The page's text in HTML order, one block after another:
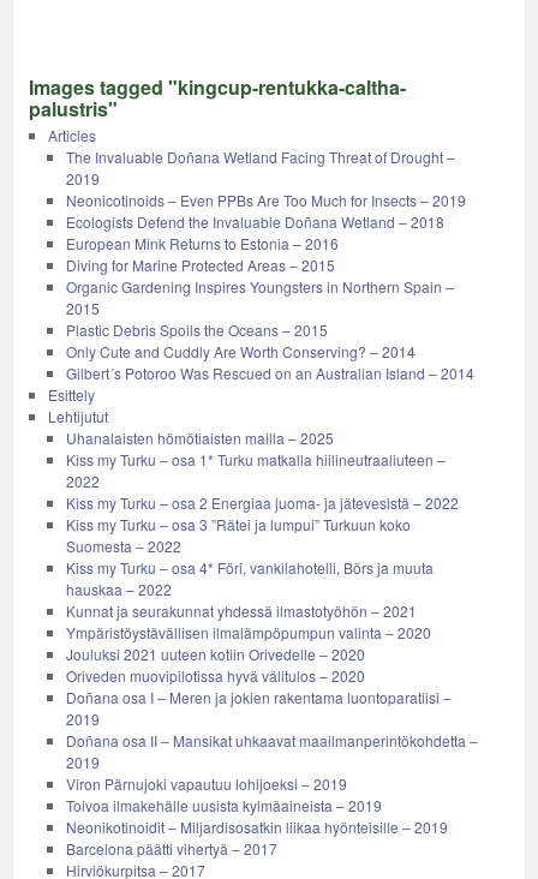
Images tagged "kingcup-rentukka-caltha-
palustris"
Articles
The Invaluable Doñana Wetland Facing Threat of Drought –
2019
Neonicotinoids – Even PPBs Are Too Much for Insects – 2019
Ecologists Defend the Invaluable Doñana Wetland – 2018
European Mink Returns to Estonia – 2016
Diving for Marine Protected Areas – 2015
Organic Gardening Inspires Youngsters in Northern Spain –
2015
Plastic Debris Spoils the Oceans – 2015
Only Cute and Cuddly Are Worth Conserving? – 2014
Gilbert´s Potoroo Was Rescued on an Australian Island – 2014
Esittely
Lehtijutut
Uhanalaisten hömötiaisten mailla – 2025
Kiss my Turku – osa 1* Turku matkalla hiilineutraaliuteen –
2022
Kiss my Turku – osa 2 Energiaa juoma- ja jätevesistä – 2022
Kiss my Turku – osa 3 ”Rätei ja lumpui” Turkuun koko
Suomesta – 2022
Kiss my Turku – osa 4* Föri, vankilahotelli, Börs ja muuta
hauskaa – 2022
Kunnat ja seurakunnat yhdessä ilmastotyöhön – 2021
Ympäristöystävällisen ilmalämpöpumpun valinta – 2020
Jouluksi 2021 uuteen kotiin Orivedelle – 2020
Oriveden muovipilotissa hyvä välitulos – 2020
Doñana osa I – Meren ja jokien rakentama luontoparatiisi –
2019
Doñana osa II – Mansikat uhkaavat maailmanperintökohdetta –
2019
Viron Pärnujoki vapautuu lohijoeksi – 2019
Toivoa ilmakehälle uusista kylmäaineista – 2019
Neonikotinoidit – Miljardisosatkin liikaa hyönteisille – 2019
Barcelona päätti vihertyä – 2017
Hirviökurpitsa – 2017